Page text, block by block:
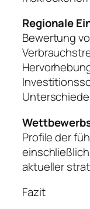
Regionale
Bewertung
Profile der
aktueller
Fazit